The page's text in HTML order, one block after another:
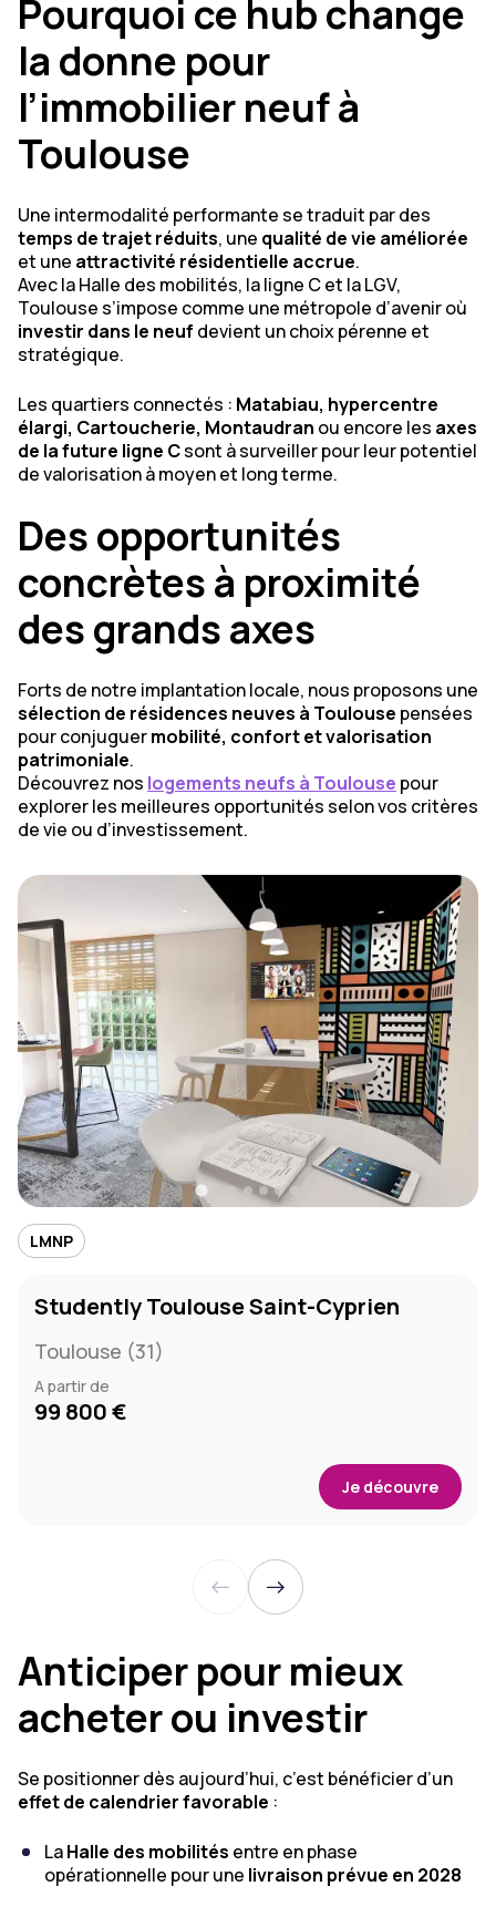
Pourquoi ce hub change
la donne pour
l’immobilier neuf à
Toulouse
Une intermodalité performante se traduit par des
temps de trajet réduits, une qualité de vie améliorée
et une attractivité résidentielle accrue.
Avec la Halle des mobilités, la ligne C et la LGV,
Toulouse s’impose comme une métropole d’avenir où
investir dans le neuf devient un choix pérenne et
stratégique.
Les quartiers connectés : Matabiau, hypercentre
élargi, Cartoucherie, Montaudran ou encore les axes
de la future ligne Csont à surveiller pour leur potentiel
de valorisation à moyen et long terme.
Des opportunités
concrètes à proximité
des grands axes
Forts de notre implantation locale, nous proposons une
sélection de résidences neuves à Toulouse pensées
pour conjuguermobilité, confort et valorisation
patrimoniale.
Découvrez nos logements neufs à Toulouse pour
explorer les meilleures opportunités selon vos critères
de vie ou d’investissement.
LMNP
Studently Toulouse Saint-Cyprien
Toulouse (31)
A partir de
99 800 €
Je découvre
Anticiper pour mieux
acheter ou investir
Se positionner dès aujourd’hui, c’est bénéficier d’un
effet de calendrier favorable :
LaHalle des mobilités entre en phase
opérationnelle pour une livraison prévue en 2028